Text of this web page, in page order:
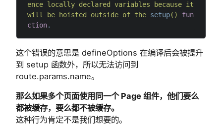
ence locally declared variables because it
will be hoisted outside of the setup() fun
ction.
这个错误的意思是 defineOptions 在编译后会被提升
到 setup 函数外，所以无法访问到
route.params.name。
那么如果多个页面使用同一个 Page 组件，他们要么
都被缓存，要么都不被缓存。
这种行为肯定不是我们想要的。